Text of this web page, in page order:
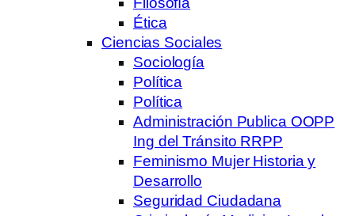
Ética
Ciencias Sociales
Sociología
Política
Política
Administración Publica OOPP
Ing del Tránsito RRPP
Feminismo Mujer Historia y
Desarrollo
Seguridad Ciudadana